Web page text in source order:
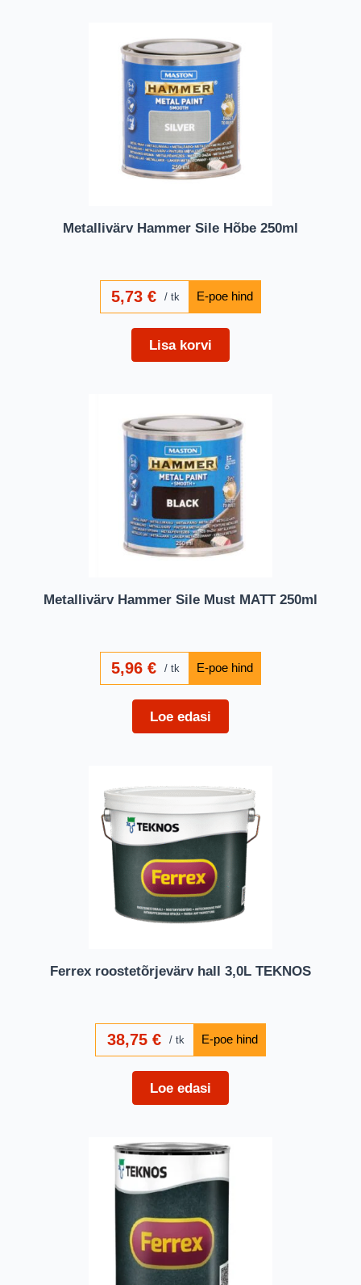
Metallivärv Hammer Sile Hõbe 250ml
5,73€ tk
Lisa korvi
Metallivärv Hammer Sile Must MATT 250ml
5,96€ tk
Loe edasi
Ferrex roostetõrjevärv hall 3,0L TEKNOS
38,75 € tk
Loe edasi